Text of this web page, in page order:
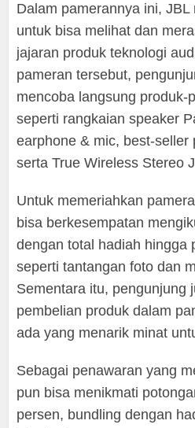
Dalam pamerannya ini,
untuk bisa melihat dan
jajaran produk teknologi
pameran tersebut,
mencoba langsung produk-
seperti rangkaian speaker
earphone & mic, best-seller
serta True Wireless Stereo
Untuk memeriahkan
bisa berkesempatan
dengan total hadiah hingga
seperti tantangan foto dan
Sementara itu, pengunjung
pembelian produk dalam
ada yang menarik minat
Sebagai penawaran yang
pun bisa menikmati
persen, bundling dengan